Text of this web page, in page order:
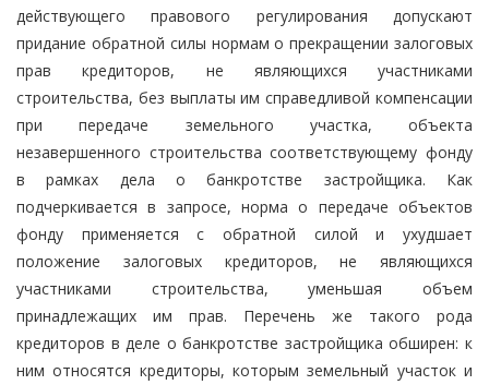
действующего правового регулирования допускают
придание обратной силы нормам о прекращении залоговых
прав кредиторов, не являющихся участниками
строительства, без выплаты им справедливой компенсации
при передаче земельного участка, объекта
незавершенного строительства соответствующему фонду
в рамках дела о банкротстве застройщика. Как
подчеркивается в запросе, норма о передаче объектов
фонду применяется с обратной силой и ухудшает
положение залоговых кредиторов, не являющихся
участниками строительства, уменьшая объем
принадлежащих им прав. Перечень же такого рода
кредиторов в деле о банкротстве застройщика обширен: к
ним относятся кредиторы, которым земельный участок и